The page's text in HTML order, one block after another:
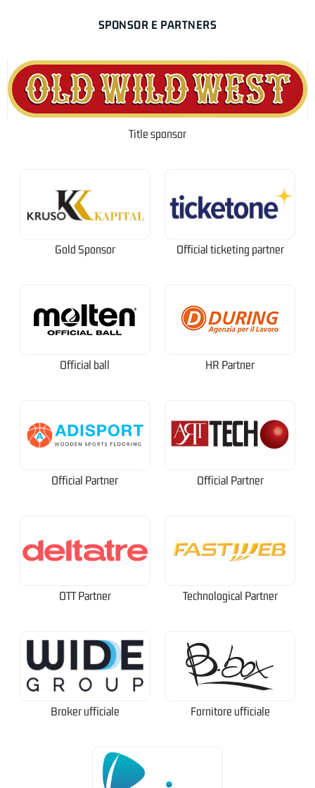
SPONSOR E PARTNERS
Title sponsor
Gold Sponsor Official ticketing partner
Official ball HR Partner
Official Partner Official Partner
OTT Partner Technological Partner
Broker ufficiale Fornitore ufficiale